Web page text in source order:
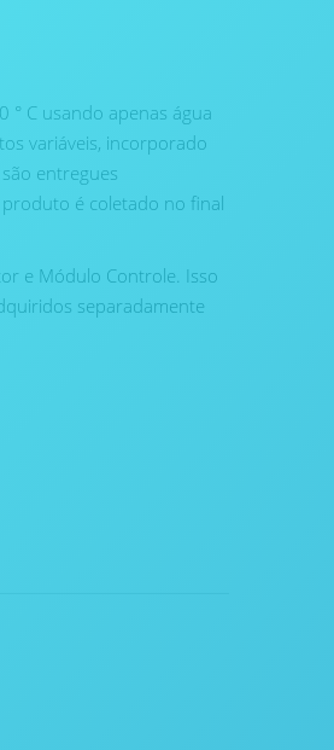
° C usando apenas água
variáveis, incorporado
entregues
é coletado no final
e Módulo Controle. Isso
separadamente